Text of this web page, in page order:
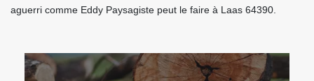
aguerri comme Eddy Paysagiste peut le faire à Laas 64390.